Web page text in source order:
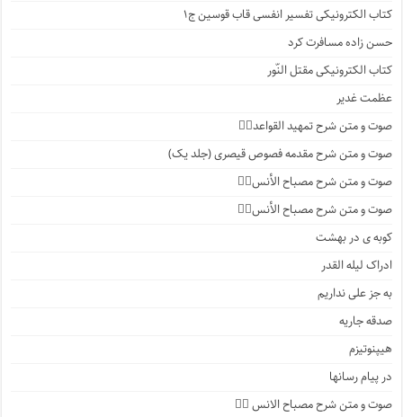
کتاب الکترونیکی تفسیر انفسی قاب قوسین ج۱
حسن زاده مسافرت کرد
کتاب الکترونیکی مقتل النّور
عظمت غدیر
صوت و متن شرح تمهید القواعد۱️⃣
صوت و متن شرح مقدمه فصوص قیصری (جلد یک)
صوت و متن شرح مصباح الأنس۷️⃣
صوت و متن شرح مصباح الأنس۶️⃣
کوبه ی در بهشت
ادراک لیله القدر
به جز علی نداریم
صدقه جاریه
هیپنوتیزم
در پیام رسانها
صوت و متن شرح مصباح الانس ۵️⃣